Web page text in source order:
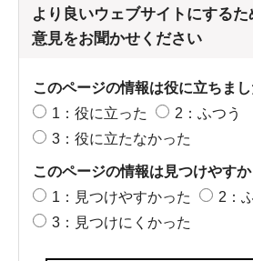
より良いウェブサイトにする
意見をお聞かせください
このページの情報は役に立ちまし
1：役に立った
2：ふつう
3：役に立たなかった
このページの情報は見つけやす
1：見つけやすかった
2：
3：見つけにくかった